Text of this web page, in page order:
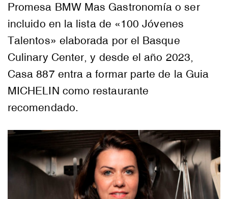
Promesa BMW Mas Gastronomía o ser
incluido en la lista de «100 Jóvenes
Talentos» elaborada por el Basque
Culinary Center, y desde el año 2023,
Casa 887 entra a formar parte de la Guia
MICHELIN como restaurante
recomendado.